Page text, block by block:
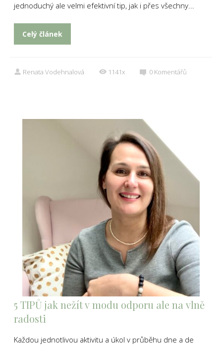
jednoduchý ale velmi efektivní tip, jak i přes všechny...
Celý článek
Renata Vodehnalová 1141x 0 Komentářů
5 TIPŮ jak nežít v modu odporu ale na vlně
radosti
Každou jednotlivou aktivitu a úkol v průběhu dne a de